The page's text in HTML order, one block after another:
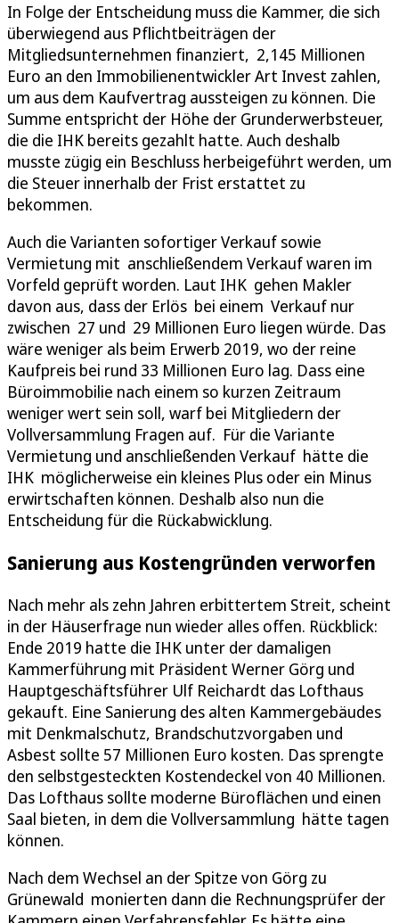
In Folge der Entscheidung muss die Kammer, die sich
überwiegend aus Pflichtbeiträgen der
Mitgliedsunternehmen finanziert, 2,145 Millionen
Euro an den Immobilienentwickler Art Invest zahlen,
um aus dem Kaufvertrag aussteigen zu können. Die
Summe entspricht der Höhe der Grunderwerbsteuer,
die die IHK bereits gezahlt hatte. Auch deshalb
musste zügig ein Beschluss herbeigeführt werden, um
die Steuer innerhalb der Frist erstattet zu
bekommen.
Auch die Varianten sofortiger Verkauf sowie
Vermietung mit anschließendem Verkauf waren im
Vorfeld geprüft worden. Laut IHK gehen Makler
davon aus, dass der Erlös bei einem Verkauf nur
zwischen 27 und 29 Millionen Euro liegen würde. Das
wäre weniger als beim Erwerb 2019, wo der reine
Kaufpreis bei rund 33 Millionen Euro lag. Dass eine
Büroimmobilie nach einem so kurzen Zeitraum
weniger wert sein soll, warf bei Mitgliedern der
Vollversammlung Fragen auf. Für die Variante
Vermietung und anschließenden Verkauf hätte die
IHK möglicherweise ein kleines Plus oder ein Minus
erwirtschaften können. Deshalb also nun die
Entscheidung für die Rückabwicklung.
Sanierung aus Kostengründen verworfen
Nach mehr als zehn Jahren erbittertem Streit, scheint
in der Häuserfrage nun wieder alles offen. Rückblick:
Ende 2019 hatte die IHK unter der damaligen
Kammerführung mit Präsident Werner Görg und
Hauptgeschäftsführer Ulf Reichardt das Lofthaus
gekauft. Eine Sanierung des alten Kammergebäudes
mit Denkmalschutz, Brandschutzvorgaben und
Asbest sollte 57 Millionen Euro kosten. Das sprengte
den selbstgesteckten Kostendeckel von 40 Millionen.
Das Lofthaus sollte moderne Büroflächen und einen
Saal bieten, in dem die Vollversammlung hätte tagen
können.
Nach dem Wechsel an der Spitze von Görg zu
Grünewald monierten dann die Rechnungsprüfer der